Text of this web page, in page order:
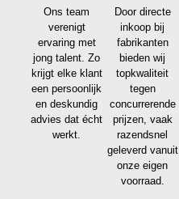
Ons team
verenigt
ervaring met
jong talent. Zo
krijgt elke klant
een persoonlijk
en deskundig
advies dat écht
werkt.
Door directe
inkoop bij
fabrikanten
bieden wij
topkwaliteit
tegen
concurrerende
prijzen, vaak
razendsnel
geleverd vanuit
onze eigen
voorraad.